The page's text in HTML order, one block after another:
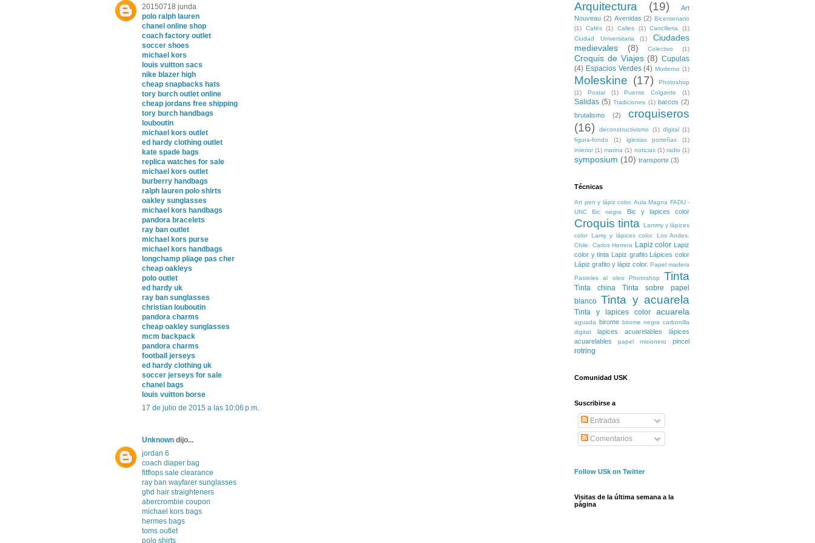
20150718 junda
polo ralph lauren
chanel online shop
coach factory outlet
soccer shoes
michael kors
louis vuitton sacs
nike blazer high
cheap snapbacks hats
tory burch outlet online
cheap jordans free shipping
tory burch handbags
louboutin
michael kors outlet
ed hardy clothing outlet
kate spade bags
replica watches for sale
michael kors outlet
burberry handbags
ralph lauren polo shirts
oakley sunglasses
michael kors handbags
pandora bracelets
ray ban outlet
michael kors purse
michael kors handbags
longchamp pliage pas cher
cheap oakleys
polo outlet
ed hardy uk
ray ban sunglasses
christian louboutin
pandora charms
cheap oakley sunglasses
mcm backpack
pandora charms
football jerseys
ed hardy clothing uk
soccer jerseys for sale
chanel bags
louis vuitton borse
17 de julio de 2015 a las 10:06 p.m.
Unknown dijo...
jordan 6
coach diaper bag
fitflops sale clearance
ray ban wayfarer sunglasses
ghd hair straighteners
abercrombie coupon
michael kors bags
hermes bags
toms outlet
polo shirts
Arquitectura (19)
Art
Nouveau (2) Avenidas (2) Bicentenario
(1)
Cafés (1) Calles (1) Cancilleria
(1)
Ciudad Universitaria
(1)
Ciudades
medievales
(8) Colectivo (1)
Croquis de Viajes (8) Cupulas
(4) Espacios Verdes (4) Moderno (1)
Moleskine (17)
Photoshop
(1)
Postal (1) Puente Colgante (1)
Salidas (5) Tradiciones (1) barcos (2)
brutalismo
(2)
croquiseros
(16)
deconstructivismo (1) digital
(1)
figura-fondo
(1) iglesias porteñas
(1)
interior (1) marina (1) noticias (1) radio (1)
symposium (10) transporte (3)
Técnicas
Art pen y lápiz color. Aula Magna FADU -
UNC
Bic negra Bic y lapices color
Croquis tinta
Lammy y lápices
color
Lamy y lápices color. Los Andes.
Chile. Carlos Herrera Lapiz color
Lapiz
color y tinta
Lapiz grafito
Lápices color
Lápiz grafito y lápiz color. Papel madera
Pasteles al oleo
Photoshop Tinta
Tinta china
Tinta sobre papel
blanco Tinta y acuarela
Tinta y lapices color acuarela
aguada birome birome negra carbonilla
digital
lapices acuarelables
lápices
acuarelables
papel misionero pincel
rotring
Comunidad USK
Suscribirse a
Entradas
Comentarios
Follow USk on Twitter
Visitas de la última semana a la
página